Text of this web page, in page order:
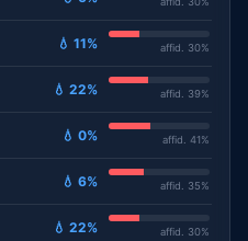
💧 11% affid. 30%
💧 22% affid. 39%
💧 0% affid. 41%
💧 6% affid. 35%
💧 22% affid. 30%